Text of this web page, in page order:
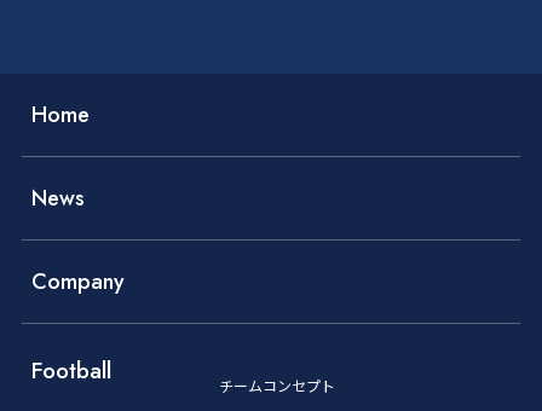
Home
News
Company
Football
チームコンセプト